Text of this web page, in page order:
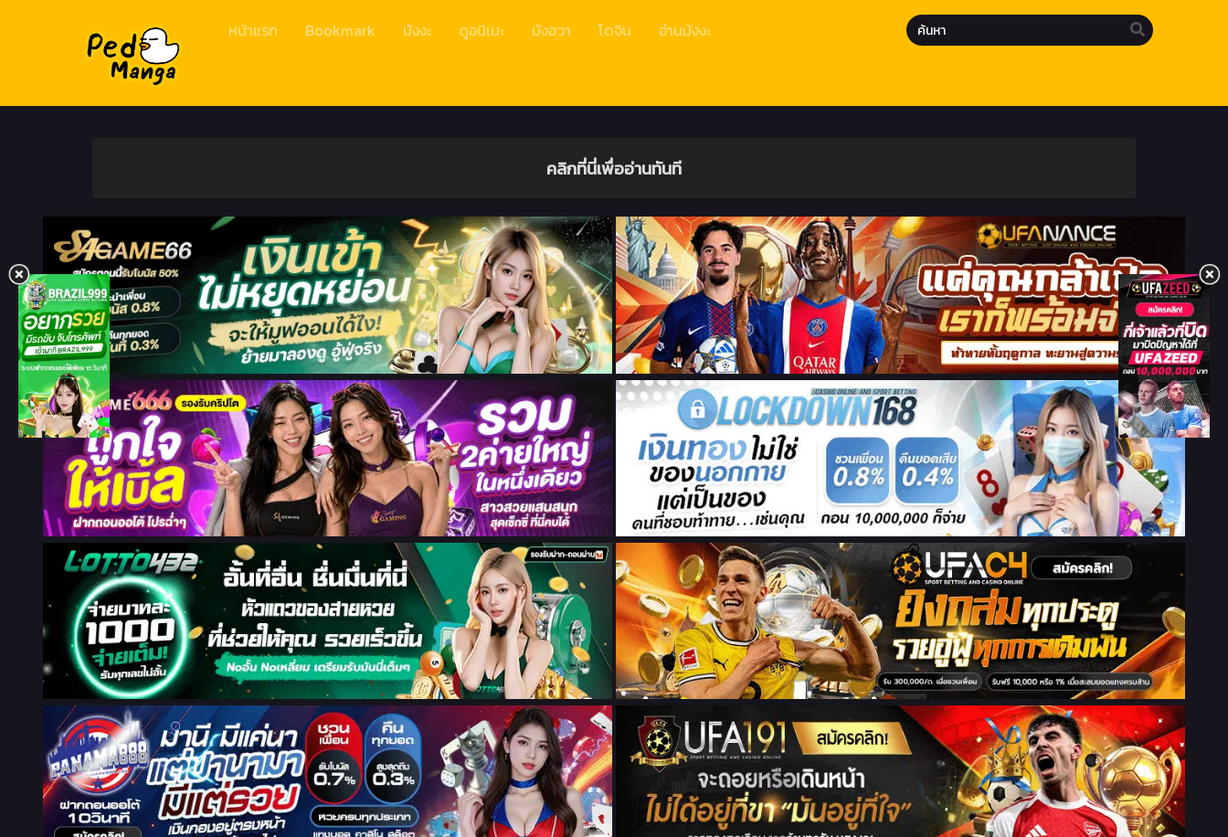
หน้าแรก Bookmark มังงะ ดูอนิเมะ มังฮวา โดจิน อ่านมังงะ
คลิกที่นี่เพื่ออ่านทันที